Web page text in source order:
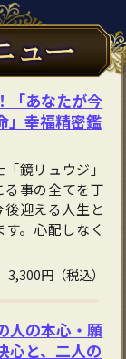
「あなたが今
」幸福精密鑑
鏡リュウジ」
事の全てを丁
迎える人生と
。心配しなく
3,300円（税込）
人の本心・願
心と、二人の